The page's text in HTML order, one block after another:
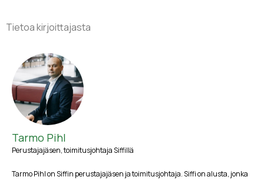
Tietoa kirjoittajasta
Tarmo Pihl
Perustajajäsen, toimitusjohtaja Siffillä
Tarmo Pihl on Siffin perustajajäsen ja toimitusjohtaja. Siffi on alusta, jonka